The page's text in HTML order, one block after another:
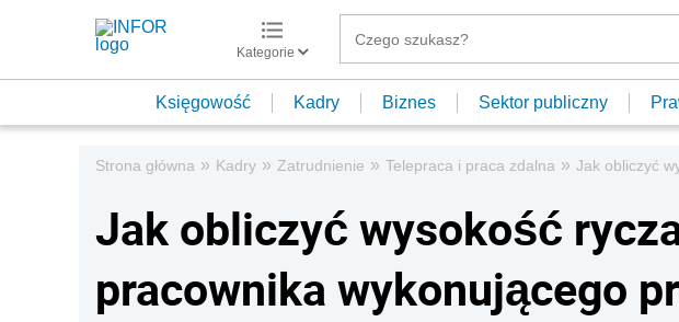
Kategorie
Księgowość Kadry Biznes Sektor publiczny
Strona główna » Kadry » Zatrudnienie » Telepraca i praca zdalna » Jak obliczyć
Jak obliczyć wysokość
pracownika wykonującego